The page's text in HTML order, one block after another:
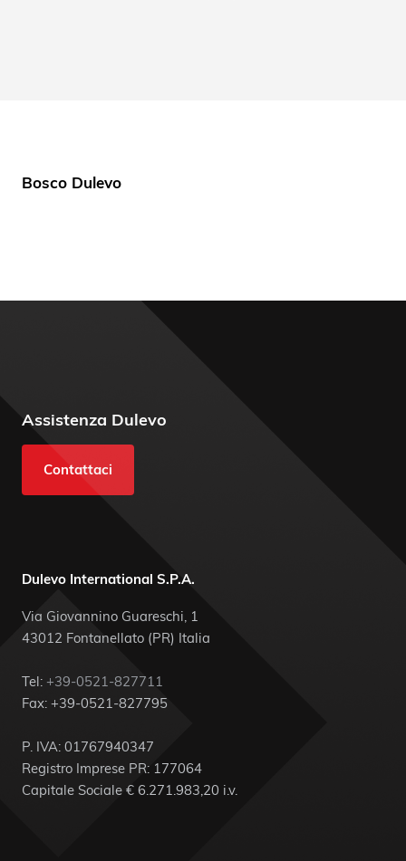
Bosco Dulevo
Assistenza Dulevo
Contattaci
Dulevo International S.P.A.
Via Giovannino Guareschi, 1
43012 Fontanellato (PR) Italia
Tel: +39-0521-827711
Fax: +39-0521-827795
P. IVA: 01767940347
Registro Imprese PR: 177064
Capitale Sociale € 6.271.983,20 i.v.